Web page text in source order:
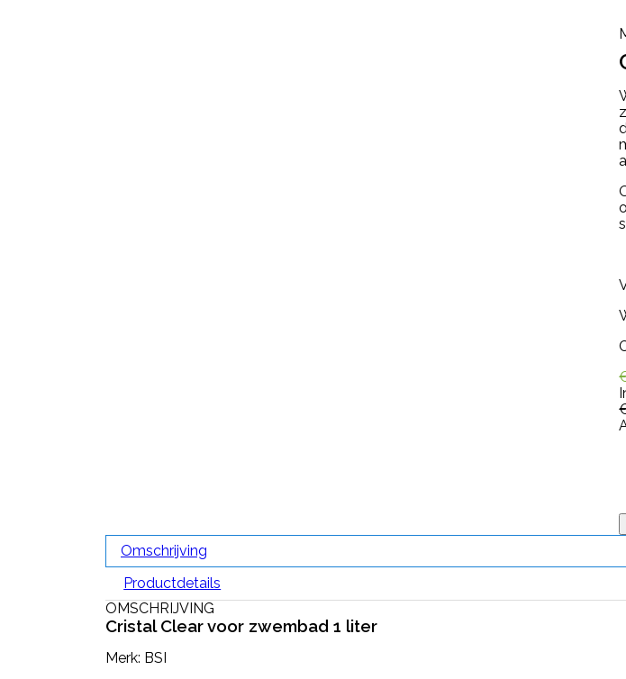
Omschrijving
Productdetails
OMSCHRIJVING
Cristal Clear voor zwembad 1 liter
Merk: BSI